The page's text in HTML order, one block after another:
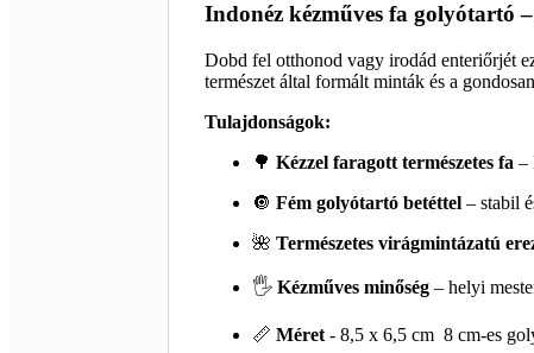
Indonéz kézműves fa golyótartó
Dobd fel otthonod vagy irodád enteriőrjét
természet által formált minták és a
Tulajdonságok:
🌳 Kézzel faragott természetes fa –
🔘 Fém golyótartó betéttel– stabil
🌺 Természetes virágmintázatú
🖐️ Kézműves minőség– helyi
📏 Méret - 8,5 x 6,5 cm 8 cm-es